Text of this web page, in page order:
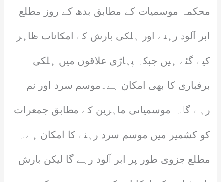
محکمہ موسمیات کے مطابق بدھ کے روز مطلع
ابر آلود رہنے اور ہلکی بارش کے امکانات ظاہر
کیے گئے ہیں جبکہ پہاڑی علاقوں میں ہلکی
برفباری کا بھی امکان ہے۔موسم سرد اور نم
رہے گا۔ موسمیاتی ماہرین کے مطابق جمعرات
کو کشمیر میں موسم سرد رہنے کا امکان ہے۔
مطلع جزوی طور پر ابر آلود رہے گا لیکن بارش